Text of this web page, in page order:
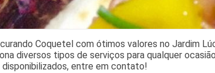
Coquetel com ótimos valores no Jardim
diversos tipos de serviços para qualquer
disponibilizados, entre em contato!